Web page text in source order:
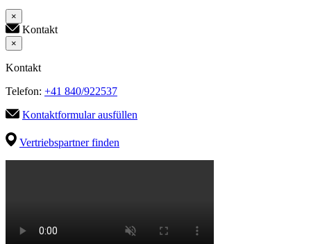
×
Kontakt
×
Kontakt
Telefon: +41 840/922537
Kontaktformular ausfüllen
Vertriebspartner finden